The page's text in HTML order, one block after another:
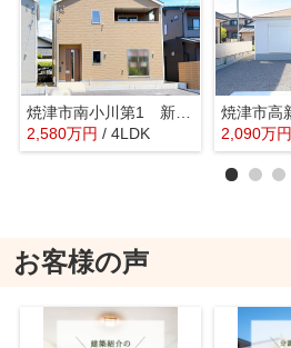
焼津市南小川第1 新築戸建 4号棟
2,580万円 / 4LDK
2,090万円
お客様の声